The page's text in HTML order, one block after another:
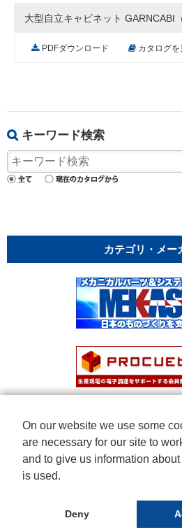
大型自立キャビネット GARNCABI
PDFダウンロード カタログを
キーワード検索
カテゴリ・メー
On our website we use some
are necessary for our site to
and to give us information
is used.
Deny